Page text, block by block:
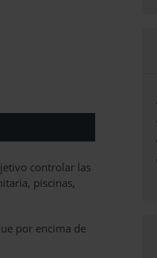
controlar las
piscinas,
por encima de